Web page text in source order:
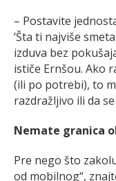
– Postavite
‘Šta ti najviše
izduva bez
ističe Ernšou. Ako
(ili po potrebi), to
razdražljivo ili da
Nemate granica
Pre nego što
od mobilnog“,